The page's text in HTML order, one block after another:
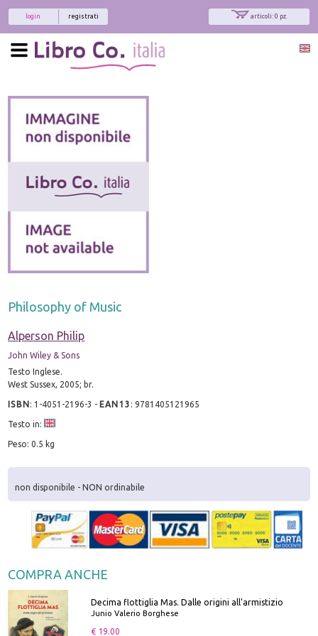
articoli: 0 pz.
registrati
login
Philosophy of Music
Alperson Philip
John Wiley & Sons
Testo Inglese.
West Sussex, 2005; br.
ISBN:1-4051-2196-3 - EAN13 :9781405121965
Testo in:
Peso: 0.5 kg
non disponibile - NON ordinabile
COMPRA ANCHE
Decima flottiglia Mas. Dalle origini all'armistizio
Junio Valerio Borghese
€ 19.00